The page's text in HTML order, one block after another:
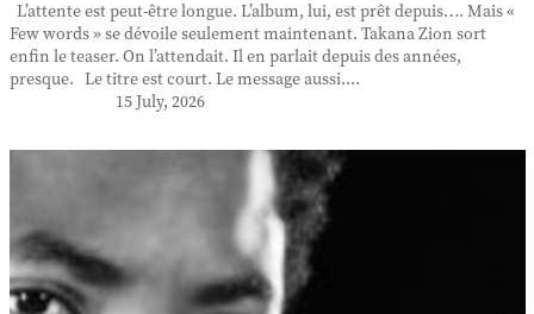
L’attente est peut-être longue. L’album, lui, est prêt depuis…. Mais «
Few words » se dévoile seulement maintenant. Takana Zion sort
enfin le teaser. On l’attendait. Il en parlait depuis des années,
presque. Le titre est court. Le message aussi....
15 July, 2026